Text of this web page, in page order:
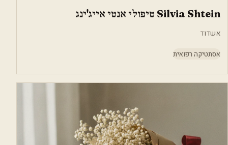
Silvia Shtein טיפולי אנטי אייג'ינג
אשדוד
אסתטיקה רפואית